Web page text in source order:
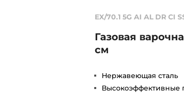
EX/70.1 5G AI AL DR CI
Газовая
см
Нержавеющая сталь
Высокоэффективные